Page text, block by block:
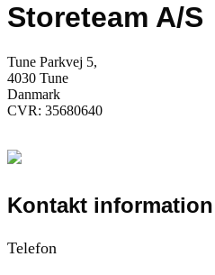
Storeteam A/S
Tune Parkvej 5,
4030 Tune
Danmark
CVR: 35680640
Kontakt information
Telefon